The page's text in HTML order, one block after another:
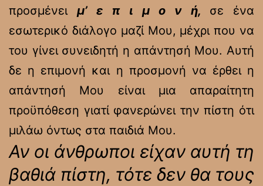
προσμένειμ’ ε π ι μ ο ν ή, σε ένα
εσωτερικό διάλογο μαζί Μου, μέχρι που να
του γίνει συνειδητή η απάντησή Μου. Αυτή
δε η επιμονή και η προσμονή να έρθει η
απάντησή Μου είναι μια απαραίτητη
προϋπόθεση γιατί φανερώνει την πίστη ότι
μιλάω όντως στα παιδιά Μου.
Αν οι άνθρωποι είχαν αυτή τη
βαθιά πίστη, τότε δεν θα τους